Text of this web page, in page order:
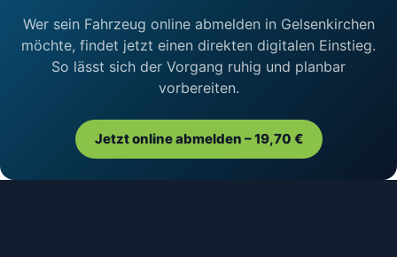
Wer sein Fahrzeug online abmelden in Gelsenkirchen
möchte, findet jetzt einen direkten digitalen Einstieg.
So lässt sich der Vorgang ruhig und planbar
vorbereiten.
Jetzt online abmelden – 19,70 €